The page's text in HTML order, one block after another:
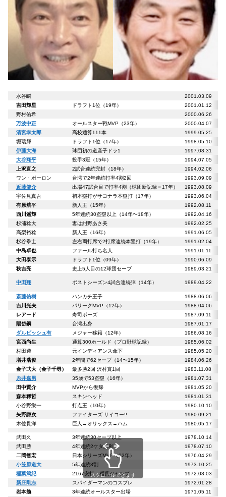
水谷瞬
2001.03.09
吉田輝星
ドラフト1位（19年）
2001.01.12
野村佑希
2000.06.26
万波中正
オールスター戦MVP（23年）
2000.04.07
清宮幸太郎
高校通算111本
1999.05.25
堀瑞輝
ドラフト1位（17年）
1998.05.10
伊藤大海
球団初の道産子ドラ1
1997.08.31
大谷翔平
投手3冠（15年）
1994.07.05
上沢直之
2試合連続完封（18年）
1994.02.06
ワン・ポーロン
台湾で2年連続打率4割2回
1993.09.09
近藤健介
出場47試合目で打率4割（球団新記録＝17年）
1993.08.09
宇佐見真吾
初本塁打がサヨナラ本塁打（17年）
1993.06.04
有原航平
新人王（15年）
1992.08.11
西川遥輝
5年連続30盗塁以上（14年〜18年）
1992.04.16
杉浦稔大
妻は紺野あさ美
1992.02.25
高梨裕稔
新人王（16年）
1991.06.05
杉谷拳士
左右両打席で2打席連続本塁打（19年）
1991.02.04
中島卓也
ファール打ち名人
1991.01.11
大田泰示
ドラフト1位（09年）
1990.06.09
秋吉亮
史上5人目の12球団セーブ 1989.03.21
中田翔 ポストシーズン4試合連続弾（14年） 1989.04.22
斎藤佑樹 ハンカチ王子
1988.06.06
吉川光夫
パリーグMVP（12年）
1988.04.06
レアード
寿司ポーズ
1987.09.11
陽岱鋼
台湾出身
1987.01.17
ダルビッシュ有
メジャー移籍（12年）
1986.08.16
宮西尚生
通算300ホールド（プロ野球記録）
1985.06.02
村田透
元インディアンス傘下
1985.05.20
増井浩俊
2年間で62セーブ（14〜15年）
1984.06.26
金子弌大（金子千尋）
最多勝2回 沢村賞1回
1983.11.08
糸井嘉男
35歳で53盗塁（16年）
1981.07.31
田中賢介
MVPから復帰
1981.05.20
森本稀哲
スキンヘッド
1981.01.31
小谷野栄一
打点王（10年）
1980.10.10
矢野謙次
ファイターズ サイコー!!
1980.09.21
木佐貫洋
巨人→オリックス→ハム 1980.05.17
武田久 3年連続30セーブ以上
1978.10.14
武田勝
4年連続2ケタ勝利
1978.07.10
二岡智宏
日本シリーズMVP（02年）
1976.04.29
小笠原道大
5年連続3割
1973.10.25
稲葉篤紀
2167安打 稲葉ジャンプ
1972.08.03
新庄剛志
スパイダーマンのコスプレ
1972.01.28
岩本勉
3年連続オールスター出場
1971.05.11
スクロールできます